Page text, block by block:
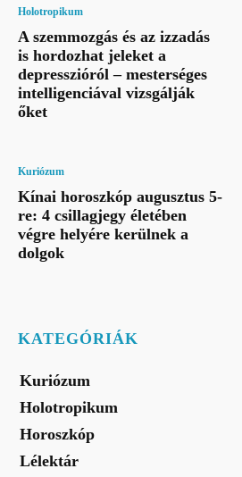
Holotropikum
A szemmozgás és az izzadás
is hordozhat jeleket a
depresszióról – mesterséges
intelligenciával vizsgálják
őket
Kuriózum
Kínai horoszkóp augusztus 5-
re: 4 csillagjegy életében
végre helyére kerülnek a
dolgok
KATEGÓRIÁK
Kuriózum
Holotropikum
Horoszkóp
Lélektár